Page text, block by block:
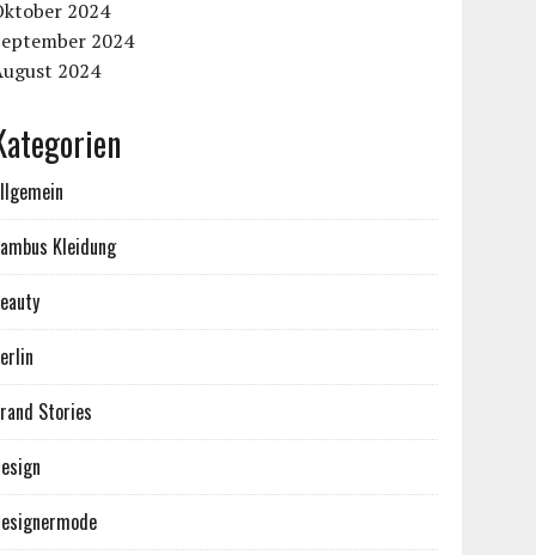
2024
2024
2024
Kleidung
Stories